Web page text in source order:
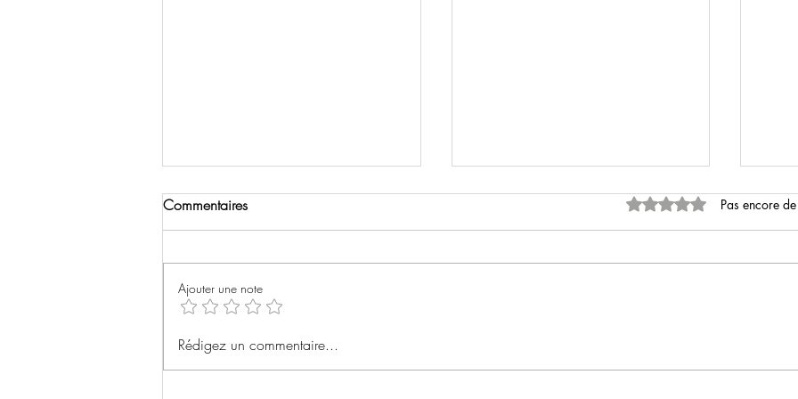
Jupiter ascending
Commentaires Noté 0 étoile sur 5.
Pas encore
Ajouter une note
Rédigez un commentaire...